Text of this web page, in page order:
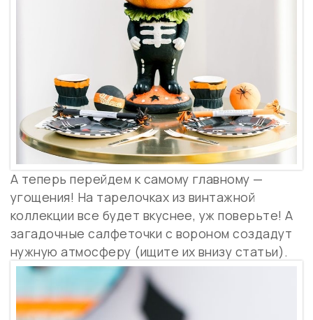
А теперь перейдем к самому главному —
угощения! На тарелочках из винтажной
коллекции все будет вкуснее, уж поверьте! А
загадочные салфеточки с вороном создадут
нужную атмосферу (ищите их внизу статьи).